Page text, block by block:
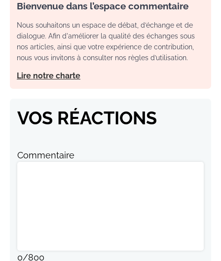
Bienvenue dans l’espace commentaire
Nous souhaitons un espace de débat, d’échange et de
dialogue. Afin d'améliorer la qualité des échanges sous
nos articles, ainsi que votre expérience de contribution,
nous vous invitons à consulter nos règles d’utilisation.
Lire notre charte
VOS RÉACTIONS
Commentaire
0/800